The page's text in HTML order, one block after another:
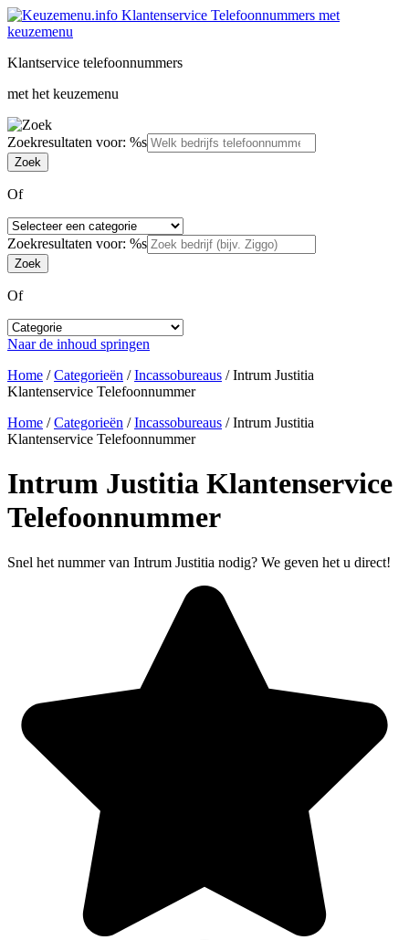
Klantservice telefoonnummers
met het keuzemenu
Zoekresultaten voor: %s
Of
Zoekresultaten voor: %s
Of
Naar de inhoud springen
Home /Categorieën /Incassobureaus /Intrum Justitia
Klantenservice Telefoonnummer
Home /Categorieën /Incassobureaus /Intrum Justitia
Klantenservice Telefoonnummer
Intrum Justitia Klantenservice
Telefoonnummer
Snel het nummer van Intrum Justitia nodig? We geven het u direct!